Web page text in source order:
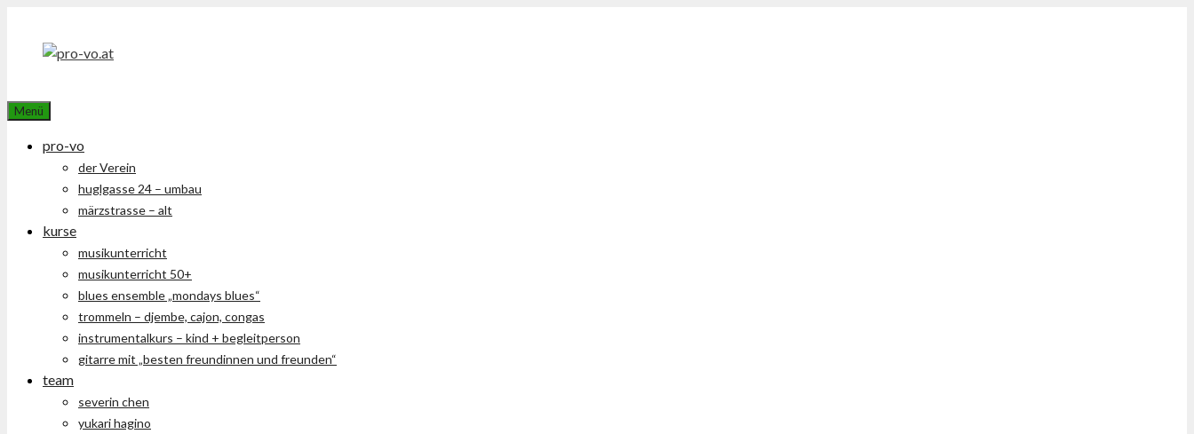
springen
Menü
pro-vo
der Verein
huglgasse 24 – umbau
märzstrasse – alt
kurse
musikunterricht
musikunterricht 50+
blues ensemble „mondays blues“
trommeln – djembe, cajon, congas
instrumentalkurs – kind + begleitperson
gitarre mit „besten freundinnen und freunden“
team
severin chen
yukari hagino